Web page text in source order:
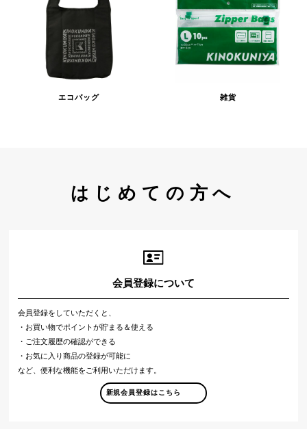
エコバッグ 雑貨
はじめての方へ
会員登録について
会員登録をしていただくと、
・お買い物でポイントが貯まる＆使える
・ご注文履歴の確認ができる
・お気に入り商品の登録が可能に
など、便利な機能をご利用いただけます。
新規会員登録はこちら